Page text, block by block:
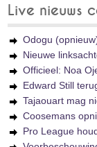
Live nieuws
Odogu
Nieuwe
Officieel: Noa
Edward Still
Tajaouart mag
Coosemans
Pro League